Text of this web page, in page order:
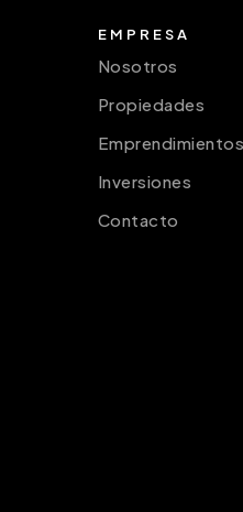
EMPRESA
Nosotros
Propiedades
Inversiones
Contacto